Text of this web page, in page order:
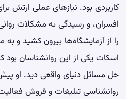
کاربردی بود. نیازهای عملی ارتش
افسران، و رسیدگی به مشکلات
را از آزمایشگاه‌ها بیرون کشید و به
اسکات یکی از این روانشناسان بود
حل مسائل دنیای واقعی دید. او
روانشناسی تبلیغات و فروش